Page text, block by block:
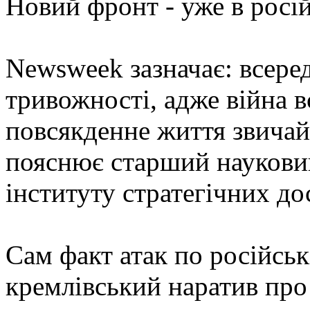
Newsweek зазначає:
тривожності, адже війна
повсякденне життя
пояснює старший
інституту стратегічних
Сам факт атак по
кремлівський наратив